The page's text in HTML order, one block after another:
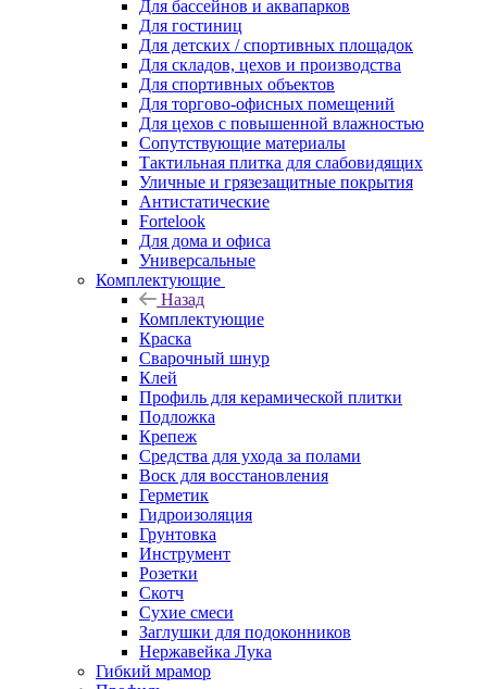
Для бассейнов и аквапарков
Для гостиниц
Для детских / спортивных площадок
Для складов, цехов и производства
Для спортивных объектов
Для торгово-офисных помещений
Для цехов с повышенной влажностью
Сопутствующие материалы
Тактильная плитка для слабовидящих
Уличные и грязезащитные покрытия
Антистатические
Fortelook
Для дома и офиса
Универсальные
Комплектующие
Назад
Комплектующие
Краска
Сварочный шнур
Клей
Профиль для керамической плитки
Подложка
Крепеж
Средства для ухода за полами
Воск для восстановления
Герметик
Гидроизоляция
Грунтовка
Инструмент
Розетки
Скотч
Сухие смеси
Заглушки для подоконников
Нержавейка Лука
Гибкий мрамор